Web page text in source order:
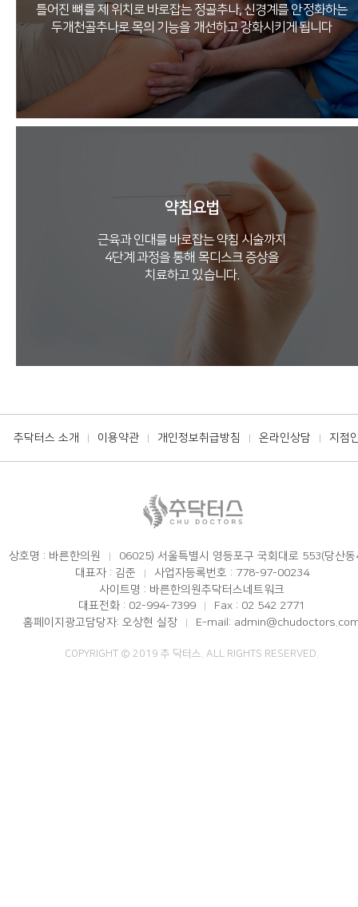
틀어진 뼈를 제 위치로 바로잡는 정골추나, 신경계를 안정화하는
두개천골추나로 목의 기능을 개선하고 강화시키게 됩니다
약침요법
근육과 인대를 바로잡는 약침 시술까지
4단계 과정을 통해 목디스크 증상을
치료하고 있습니다.
추닥터스 소개 | 이용약관 | 개인정보취급방침 | 온라인상담 | 지점
상호명 : 바른한의원 |
06025) 서울특별시 영등포구 국회대로 553(당산동
대표자 : 김준
|
사업자등록번호 : 778-97-00234
사이트명 : 바른한의원추닥터스네트워크
대표전화 : 02-994-7399
|
Fax : 02 542 2771
홈페이지광고담당자: 오상현 실장
| E-mail:
COPYRIGHT © 2019 추 닥터스. ALL RIGHTS RESERVED.